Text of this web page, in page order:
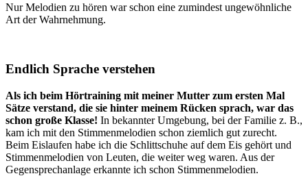
Nur Melodien zu hören war schon eine zumindest ungewöhnliche
Art der Wahrnehmung.
Endlich Sprache verstehen
Als ich beim Hörtraining mit meiner Mutter zum ersten Mal
Sätze verstand, die sie hinter meinem Rücken sprach, war das
schon große Klasse! In bekannter Umgebung, bei der Familie z. B.,
kam ich mit den Stimmenmelodien schon ziemlich gut zurecht.
Beim Eislaufen habe ich die Schlittschuhe auf dem Eis gehört und
Stimmenmelodien von Leuten, die weiter weg waren. Aus der
Gegensprechanlage erkannte ich schon Stimmenmelodien.